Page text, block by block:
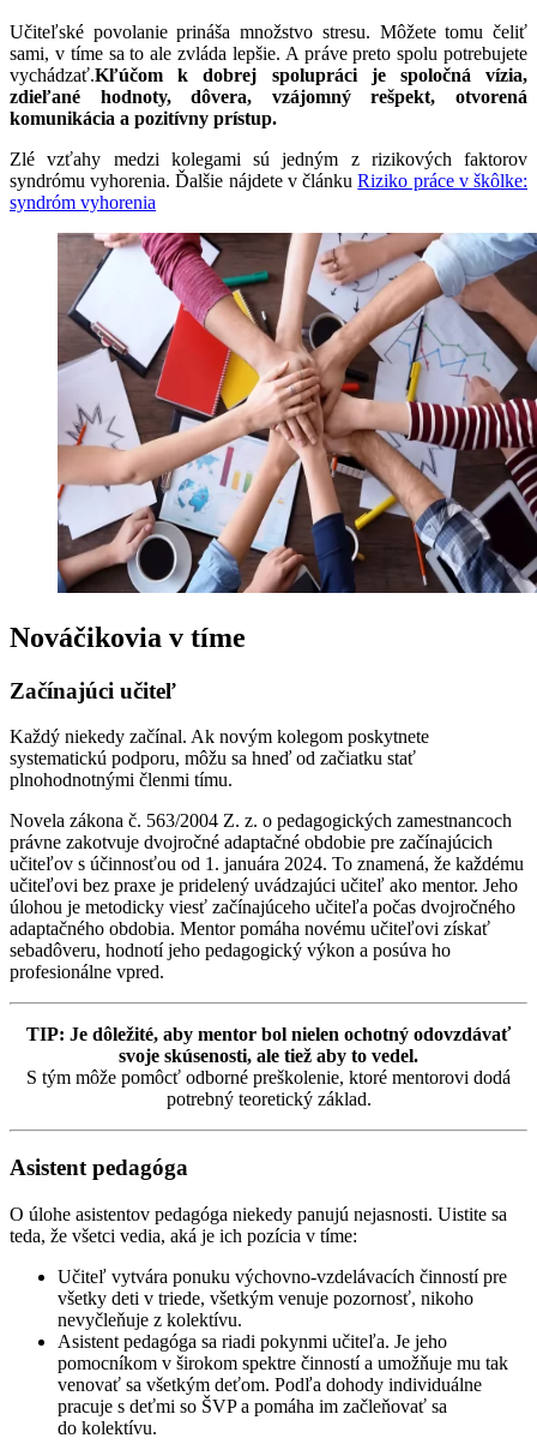
Učiteľské povolanie prináša množstvo stresu. Môžete tomu čeliť
sami, v tíme sa to ale zvláda lepšie. A práve preto spolu potrebujete
vychádzať.Kľúčom k dobrej spolupráci je spoločná vízia,
zdieľané hodnoty, dôvera, vzájomný rešpekt, otvorená
komunikácia a pozitívny prístup.
Zlé vzťahy medzi kolegami sú jedným z rizikových faktorov
syndrómu vyhorenia. Ďalšie nájdete v článkuRiziko práce v škôlke:
syndróm vyhorenia
Nováčikovia v tíme
Začínajúci učiteľ
Každý niekedy začínal. Ak novým kolegom poskytnete
systematickú podporu, môžu sa hneď od začiatku stať
plnohodnotnými členmi tímu.
Novela zákona č. 563/2004 Z. z. o pedagogických zamestnancoch
právne zakotvuje dvojročné adaptačné obdobie pre začínajúcich
učiteľov s účinnosťou od 1. januára 2024. To znamená, že každému
učiteľovi bez praxe je pridelený uvádzajúci učiteľ ako mentor. Jeho
úlohou je metodicky viesť začínajúceho učiteľa počas dvojročného
adaptačného obdobia. Mentor pomáha novému učiteľovi získať
sebadôveru, hodnotí jeho pedagogický výkon a posúva ho
profesionálne vpred.
TIP: Je dôležité, aby mentor bol nielen ochotný odovzdávať
svoje skúsenosti, ale tiež aby to vedel.
S tým môže pomôcť odborné preškolenie, ktoré mentorovi dodá
potrebný teoretický základ.
Asistent pedagóga
O úlohe asistentov pedagóga niekedy panujú nejasnosti. Uistite sa
teda, že všetci vedia, aká je ich pozícia v tíme:
Učiteľ vytvára ponuku výchovno-vzdelávacích činností pre
všetky deti v triede, všetkým venuje pozornosť, nikoho
nevyčleňuje z kolektívu.
Asistent pedagóga sa riadi pokynmi učiteľa. Je jeho
pomocníkom v širokom spektre činností a umožňuje mu tak
venovať sa všetkým deťom. Podľa dohody individuálne
pracuje s deťmi so ŠVP a pomáha im začleňovať sa
do kolektívu.